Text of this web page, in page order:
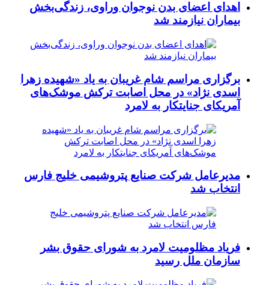
اهدای اعضای بدن نوجوان وراوی، زندگی‌بخش
بیماران نیازمند شد
برگزاری مراسم شام غریبان به یاد «شهیده زهرا
اسدی نژاد» در محل اصابت ترکش موشک‌های
آمریکای جنایتکار به لامرد
مدیرعامل شرکت صنایع پتروشیمی خلیج فارس
انتخاب شد
فریاد مظلومیت لامرد به شورای حقوق بشر
سازمان ملل رسید